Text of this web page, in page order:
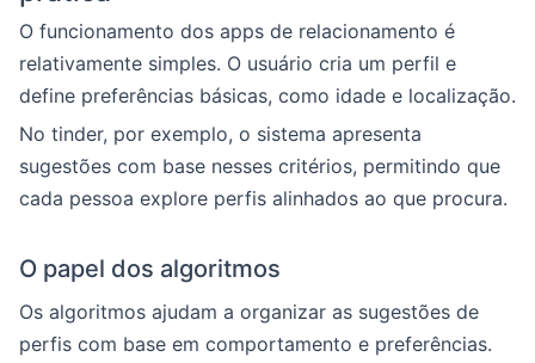
O funcionamento dos apps de relacionamento é
relativamente simples. O usuário cria um perfil e
define preferências básicas, como idade e localização.
No tinder, por exemplo, o sistema apresenta
sugestões com base nesses critérios, permitindo que
cada pessoa explore perfis alinhados ao que procura.
O papel dos algoritmos
Os algoritmos ajudam a organizar as sugestões de
perfis com base em comportamento e preferências.